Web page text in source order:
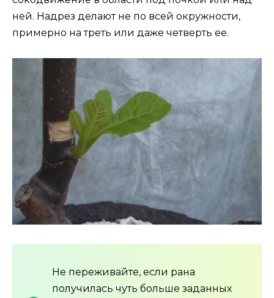
ней. Надрез делают не по всей окружности,
примерно на треть или даже четверть ее.
Не переживайте, если рана
получилась чуть больше заданных